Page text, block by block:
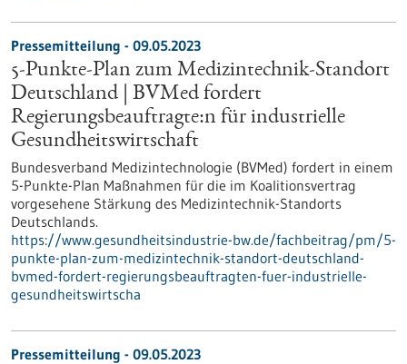
Pressemitteilung - 09.05.2023
5-Punkte-Plan zum Medizintechnik-Standort
Deutschland | BVMed fordert
Regierungsbeauftragte:n für industrielle
Gesundheitswirtschaft
Bundesverband Medizintechnologie (BVMed) fordert in einem
5-Punkte-Plan Maßnahmen für die im Koalitionsvertrag
vorgesehene Stärkung des Medizintechnik-Standorts
Deutschlands.
https://www.gesundheitsindustrie-bw.de/fachbeitrag/pm/5-
punkte-plan-zum-medizintechnik-standort-deutschland-
bvmed-fordert-regierungsbeauftragten-fuer-industrielle-
gesundheitswirtscha
Pressemitteilung - 09.05.2023